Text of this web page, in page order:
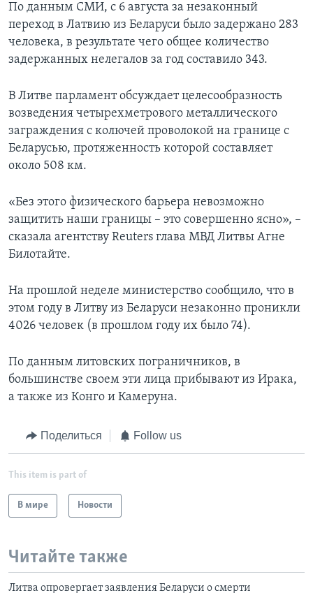
По данным СМИ, с 6 августа за незаконный
переход в Латвию из Беларуси было задержано 283
человека, в результате чего общее количество
задержанных нелегалов за год составило 343.
В Литве парламент обсуждает целесообразность
возведения четырехметрового металлического
заграждения с колючей проволокой на границе с
Беларусью, протяженность которой составляет
около 508 км.
«Без этого физического барьера невозможно
защитить наши границы – это совершенно ясно», –
сказала агентству Reuters глава МВД Литвы Агне
Билотайте.
На прошлой неделе министерство сообщило, что в
этом году в Литву из Беларуси незаконно проникли
4026 человек (в прошлом году их было 74).
По данным литовских пограничников, в
большинстве своем эти лица прибывают из Ирака,
а также из Конго и Камеруна.
Поделиться Follow us
This item is part of
В мире Новости
Читайте также
Литва опровергает заявления Беларуси о смерти